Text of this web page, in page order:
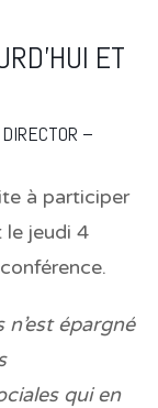
ET
–
à participer
le jeudi 4
épargné
qui en